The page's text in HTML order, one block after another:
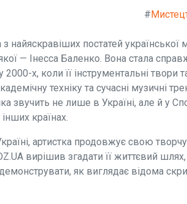
#
найяскравіших постатей української
— Інесса Баленко. Вона стала
х, коли її інструментальні твори
техніку та сучасні музичні
звучить не лише в Україні, але й у
країнах.
артистка продовжує свою творчу
вирішив згадати її життєвий
як виглядає відома